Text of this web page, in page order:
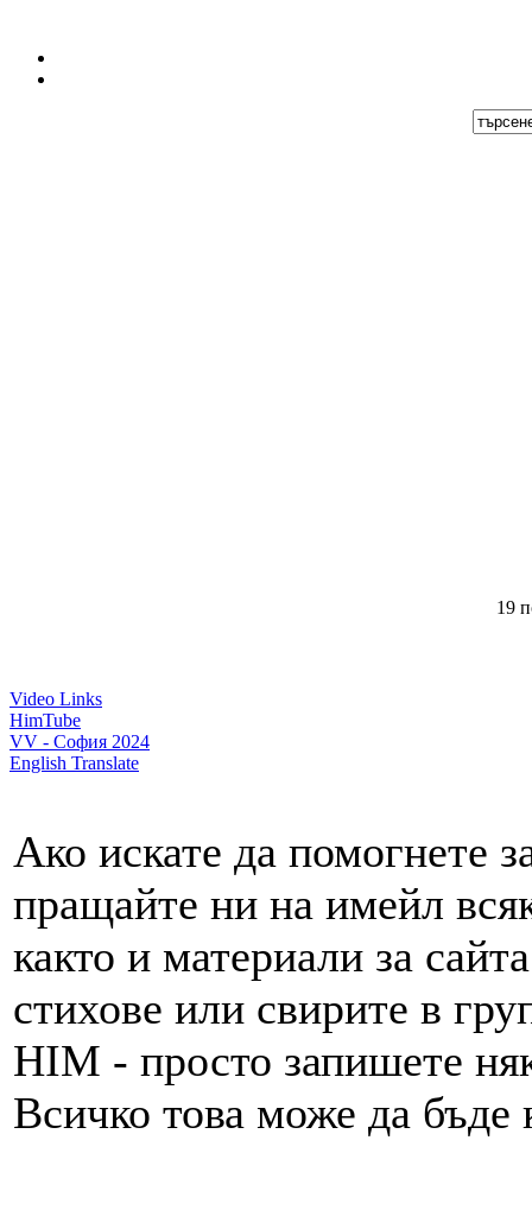
19
Video Links
HimTube
VV - София 2024
English Translate
Ако искате да помогнете
пращайте ни на имейл
както и материали за
стихове или свирите в
HIM - просто запишете
Всичко това може да бъде